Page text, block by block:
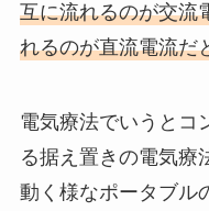
互に流れるのが交流
れるのが直流電流だ
電気療法でいうとコ
る据え置きの電気療
動く様なポータブル